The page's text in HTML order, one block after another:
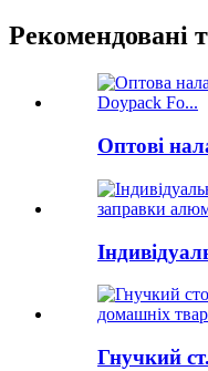
Рекомендовані
Оптові
Гнучкий